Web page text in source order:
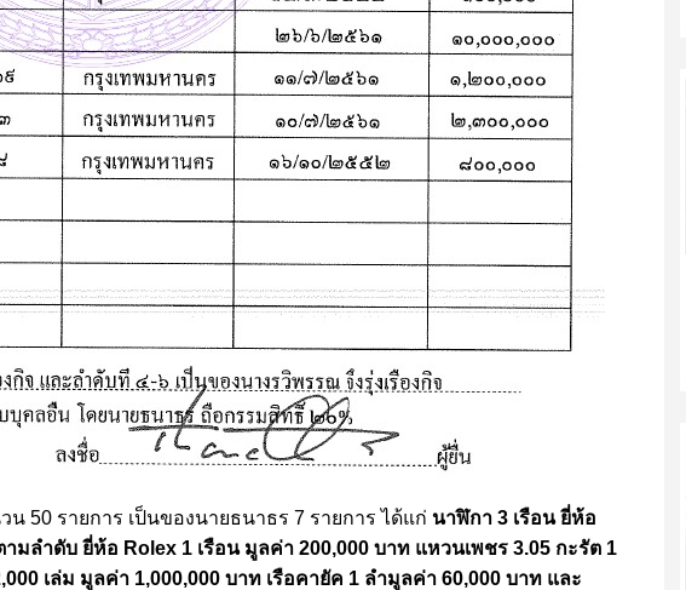
50 รายการ เป็นของนายธนาธร 7 รายการ ได้แก่ นาฬิกา 3 เรือน ยี่ห้อ
มลำดับ ยี่ห้อ Rolex 1 เรือน มูลค่า 200,000 บาท แหวนเพชร 3.05 กะรัต 1
เล่ม มูลค่า 1,000,000 บาท เรือคายัค 1 ลำมูลค่า 60,000 บาท และ